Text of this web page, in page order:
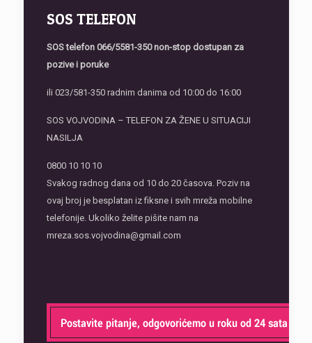
SOS TELEFON
SOS telefon 066/5581-350 non-stop dostupan za
pozive i poruke
ili 023/581-350 radnim danima od 10:00 do 16:00
SOS VOJVODINA – TELEFON ZA ŽENE U SITUACIJI
NASILJA
0800 10 10 10
Svakog radnog dana od 10 do 20 časova. Poziv na
ovaj broj je besplatan iz fiksne i svih mreža mobilne
telefonije. Ukoliko želite pišite nam na
mreza.sos.vojvodina@gmail.com